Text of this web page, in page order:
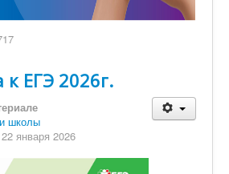
к ЕГЭ 2026г.
школы
января 2026